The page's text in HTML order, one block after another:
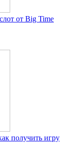
от Big Time
получить игру